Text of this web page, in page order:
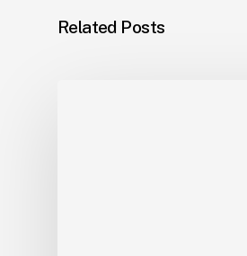
Related Posts